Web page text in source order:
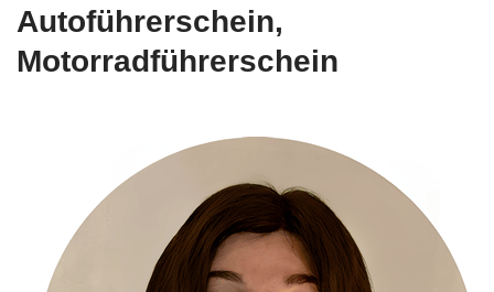
Autoführerschein,
Motorradführerschein